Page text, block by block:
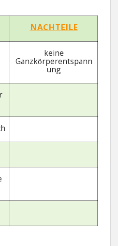
NACHTEILE
keine
Ganzkörperentspann
ung